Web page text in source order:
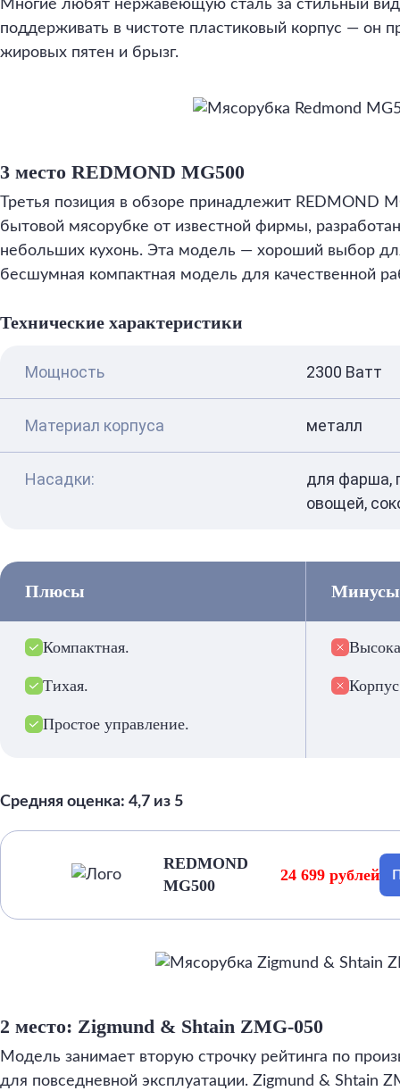
Многие любят нержавеющую сталь за стильный
поддерживать в чистоте пластиковый корпус — он
жировых пятен и брызг.
3 место REDMOND MG500
Третья позиция в обзоре принадлежит REDMOND
бытовой мясорубке от известной фирмы,
небольших кухонь. Эта модель — хороший выбор
бесшумная компактная модель для качественной
Технические характеристики
Мощность 2300 Ватт
Материал корпуса металл
Насадки:
для фарша,
овощей,
Плюсы
Компактная.
Тихая.
Простое управление.
Минусы
Корпус
Средняя оценка: 4,7 из 5
REDMOND
MG500
24 699 рублей
2 место: Zigmund & Shtain ZMG-050
Модель занимает вторую строчку рейтинга по
для повседневной эксплуатации. Zigmund & Shtain